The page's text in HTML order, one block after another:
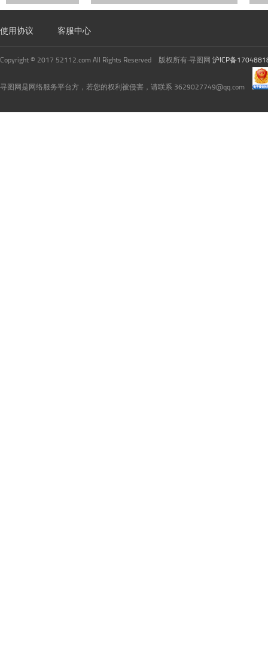
使用协议 客服中心
Copyright © 2017 52112.com All Rights Reserved 版权所有·寻图网 沪ICP备
寻图网是网络服务平台方，若您的权利被侵害，请联系 3629027749@qq.com